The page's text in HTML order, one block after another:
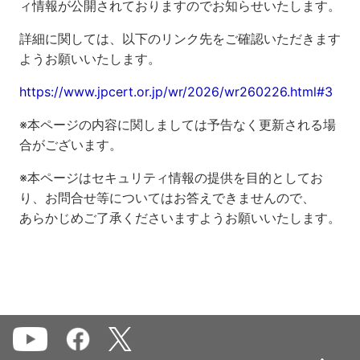
ィ情報が公開されておりますのでお知らせいたします。
詳細に関しては、以下のリンク先をご確認いただきます
ようお願いいたします。
https://www.jpcert.or.jp/wr/2026/wr260226.html#3
※本ページの内容に関しましては予告なく更新される場
合がございます。
※本ページはセキュリティ情報の提供を目的としてお
り、お問合せ等についてはお答えできませんので、
あらかじめご了承くださいますようお願いいたします。